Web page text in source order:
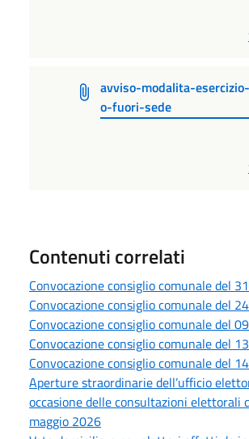
avviso-modalita-
o-fuori-sede
Contenuti correlati
Convocazione consiglio comunale del
Convocazione consiglio comunale del
Convocazione consiglio comunale del
Convocazione consiglio comunale del
Convocazione consiglio comunale del
Aperture straordinarie dell’ufficio
occasione delle consultazioni elettorali
maggio 2026